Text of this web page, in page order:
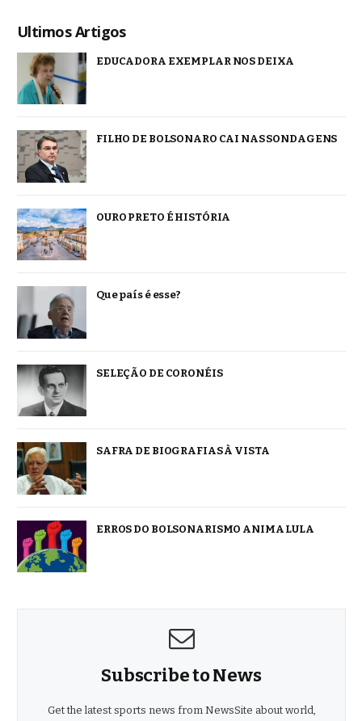
Ultimos Artigos
EDUCADORA EXEMPLAR NOS DEIXA
FILHO DE BOLSONARO CAI NAS SONDAGENS
OURO PRETO É HISTÓRIA
Que país é esse?
SELEÇÃO DE CORONÉIS
SAFRA DE BIOGRAFIAS À VISTA
ERROS DO BOLSONARISMO ANIMA LULA
Subscribe to News
Get the latest sports news from NewsSite about world,